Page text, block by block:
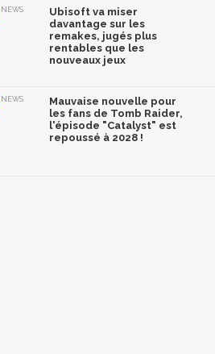
NEWS
Ubisoft va miser
davantage sur les
remakes, jugés plus
rentables que les
nouveaux jeux
NEWS
Mauvaise nouvelle pour
les fans de Tomb Raider,
l'épisode "Catalyst" est
repoussé à 2028 !